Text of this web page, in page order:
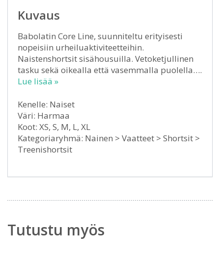
Kuvaus
Babolatin Core Line, suunniteltu erityisesti
nopeisiin urheiluaktiviteetteihin.
Naistenshortsit sisähousuilla. Vetoketjullinen
tasku sekä oikealla että vasemmalla puolella….
Lue lisää »
Kenelle: Naiset
Väri: Harmaa
Koot: XS, S, M, L, XL
Kategoriaryhmä: Nainen > Vaatteet > Shortsit >
Treenishortsit
Tutustu myös